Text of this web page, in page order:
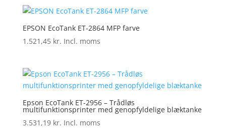
EPSON EcoTank ET-2864 MFP farve
1.521,45 kr. Incl. moms
Epson EcoTank ET-2956 – Trådløs
multifunktionsprinter med genopfyldelige blæktanke
3.531,19 kr. Incl. moms